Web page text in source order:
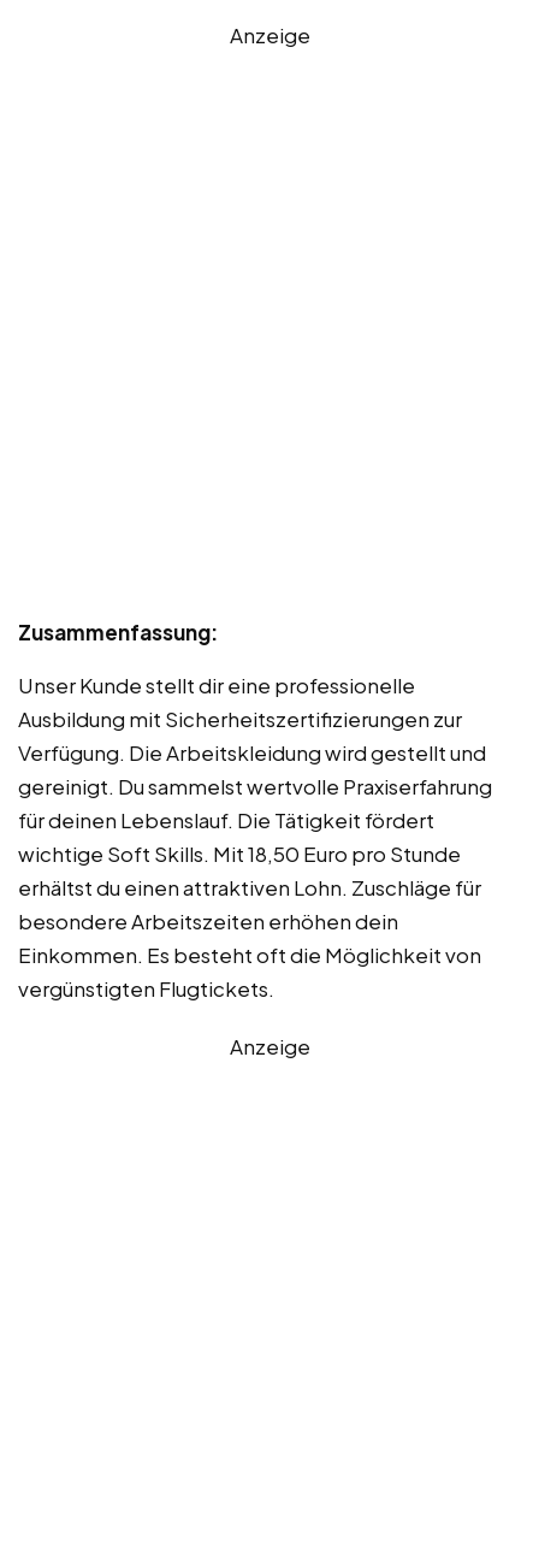
Anzeige
Zusammenfassung:
Unser Kunde stellt dir eine professionelle
Ausbildung mit Sicherheitszertifizierungen zur
Verfügung. Die Arbeitskleidung wird gestellt und
gereinigt. Du sammelst wertvolle Praxiserfahrung
für deinen Lebenslauf. Die Tätigkeit fördert
wichtige Soft Skills. Mit 18,50 Euro pro Stunde
erhältst du einen attraktiven Lohn. Zuschläge für
besondere Arbeitszeiten erhöhen dein
Einkommen. Es besteht oft die Möglichkeit von
vergünstigten Flugtickets.
Anzeige